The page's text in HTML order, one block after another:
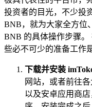
投资者的目光，不少投
BNB，就为大家全方位
BNB 的具体操作步骤
些必不可少的准备工作
下载并安装
网站，或者前往
以及安卓应用商店